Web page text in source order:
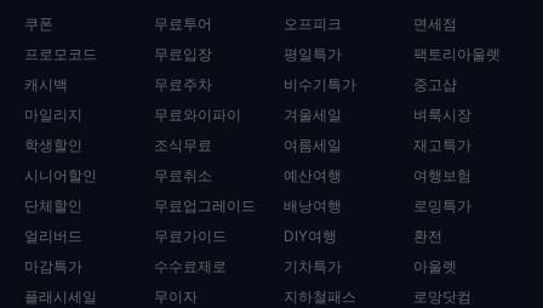
쿠폰
프로모코드
캐시백
마일리지
학생할인
시니어할인
단체할인
얼리버드
마감특가
플래시세일
무료투어
무료입장
무료주차
무료와이파이
조식무료
무료취소
무료업그레이드
무료가이드
수수료제로
무이자
오프피크
평일특가
비수기특가
겨울세일
여름세일
예산여행
배낭여행
DIY여행
기차특가
지하철패스
면세점
팩토리아울렛
중고샵
벼룩시장
재고특가
여행보험
로밍특가
환전
아울렛
로망닷컴